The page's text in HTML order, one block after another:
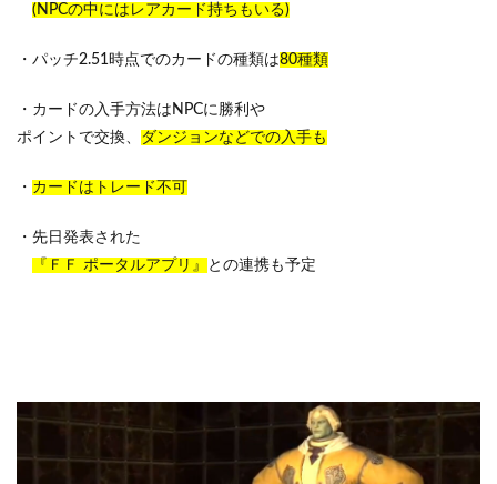
(NPCの中にはレアカード持ちもいる)
・パッチ2.51時点でのカードの種類は80種類
・カードの入手方法はNPCに勝利や
ポイントで交換、
ダンジョンなどでの入手も
・ カードはトレード不可
・先日発表された
『ＦＦ ポータルアプリ』
との連携も予定